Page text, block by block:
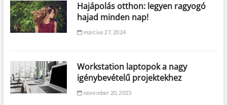
Hajápolás otthon: legyen ragyogó
hajad minden nap!
március 27, 2024
Workstation laptopok a nagy
igénybevételű projektekhez
november 20, 2023